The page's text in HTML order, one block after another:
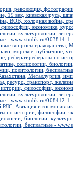
революция,
19 век, киевская русь,
ВОВ, холодная война,
экономике,
культурологии,
- www.studik.ru/003814-1
вопросы гражданства,
морское, публичное,
реферат,рефераты по
социологии,
политологии,
Металлургия,
ресурс, транспорт,
философии,
культурологии,
- www.studik.ru/008412-1
Авиация и
по истории, философии,
биологии,
бесплатные -